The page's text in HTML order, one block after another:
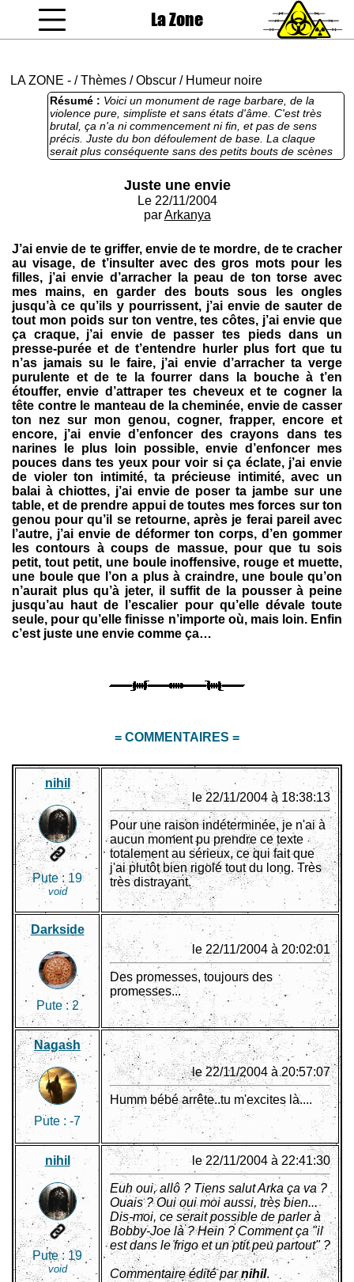
La Zone
LA ZONE - /Thèmes /Obscur / Humeur noire
Résumé : Voici un monument de rage barbare, de la
violence pure, simpliste et sans états d'âme. C'est très
brutal, ça n'a ni commencement ni fin, et pas de sens
précis. Juste du bon défoulement de base. La claque
serait plus conséquente sans des petits bouts de scènes
gores un peu trop comiques pour être prises au sérieux.
Juste une envie
Le 22/11/2004
parArkanya
J’ai envie de te griffer, envie de te mordre, de te cracher
au visage, de t’insulter avec des gros mots pour les
filles, j’ai envie d’arracher la peau de ton torse avec
mes mains, en garder des bouts sous les ongles
jusqu’à ce qu’ils y pourrissent, j’ai envie de sauter de
tout mon poids sur ton ventre, tes côtes, j’ai envie que
ça craque, j’ai envie de passer tes pieds dans un
presse-purée et de t’entendre hurler plus fort que tu
n’as jamais su le faire, j’ai envie d’arracher ta verge
purulente et de te la fourrer dans la bouche à t’en
étouffer, envie d’attraper tes cheveux et te cogner la
tête contre le manteau de la cheminée, envie de casser
ton nez sur mon genou, cogner, frapper, encore et
encore, j’ai envie d’enfoncer des crayons dans tes
narines le plus loin possible, envie d’enfoncer mes
pouces dans tes yeux pour voir si ça éclate, j’ai envie
de violer ton intimité, ta précieuse intimité, avec un
balai à chiottes, j’ai envie de poser ta jambe sur une
table, et de prendre appui de toutes mes forces sur ton
genou pour qu’il se retourne, après je ferai pareil avec
l’autre, j’ai envie de déformer ton corps, d’en gommer
les contours à coups de massue, pour que tu sois
petit, tout petit, une boule inoffensive, rouge et muette,
une boule que l’on a plus à craindre, une boule qu’on
n’aurait plus qu’à jeter, il suffit de la pousser à peine
jusqu’au haut de l’escalier pour qu’elle dévale toute
seule, pour qu’elle finisse n’importe où, mais loin. Enfin
c’est juste une envie comme ça…
= COMMENTAIRES =
nihil
Pute :19
void
le 22/11/2004 à 18:38:13
Pour une raison indéterminée, je n'ai à
aucun moment pu prendre ce texte
totalement au sérieux, ce qui fait que
j'ai plutôt bien rigolé tout du long. Très
très distrayant.
Darkside
Pute :2
le 22/11/2004 à 20:02:01
Des promesses, toujours des
promesses...
Nagash
Pute : -7
le 22/11/2004 à 20:57:07
Humm bébé arrête..tu m'excites là....
nihil
Pute : 19
void
le 22/11/2004 à 22:41:30
Euh oui, allô ? Tiens salut Arka ça va ?
Ouais ? Oui oui moi aussi, très bien...
Dis-moi, ce serait possible de parler à
Bobby-Joe là ? Hein ? Comment ça "il
est dans le frigo et un ptit peu partout" ?
Commentaire édité parnihil.